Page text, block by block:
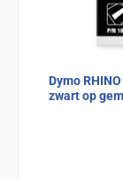
Dymo
zwart op